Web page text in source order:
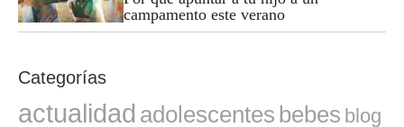
campamento este verano
Categorías
actualidad adolescentes bebes blog